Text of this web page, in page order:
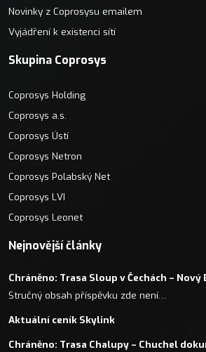
Novinky z Coprosysu emailem
Vyjádření k existenci sítí
Skupina Coprosys
Coprosys Holding
Coprosys a.s.
Coprosys Ústí
Coprosys Netron
Coprosys Polabský Net
Coprosys LVI
Coprosys Leonet
Nejnovější články
Chráněno: Trasa Sloup v Čechách – Nový
Stručný obsah příspěvku zde není…
Aktuální ceník Skylink
Chráněno: Trasa Chalupy – Chuchel